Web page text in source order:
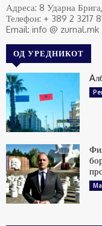
Адреса: 8 Ударна
Телефон: + 389 2 3217
Email: info @ zurnal.mk
ОД УРЕДНИКОТ